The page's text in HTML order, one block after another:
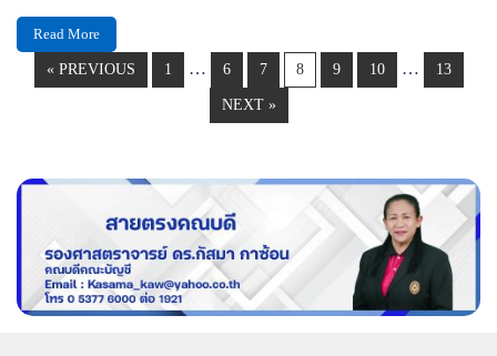
Read More
« PREVIOUS 1 … 6 7 8 9 10 … 13
NEXT »